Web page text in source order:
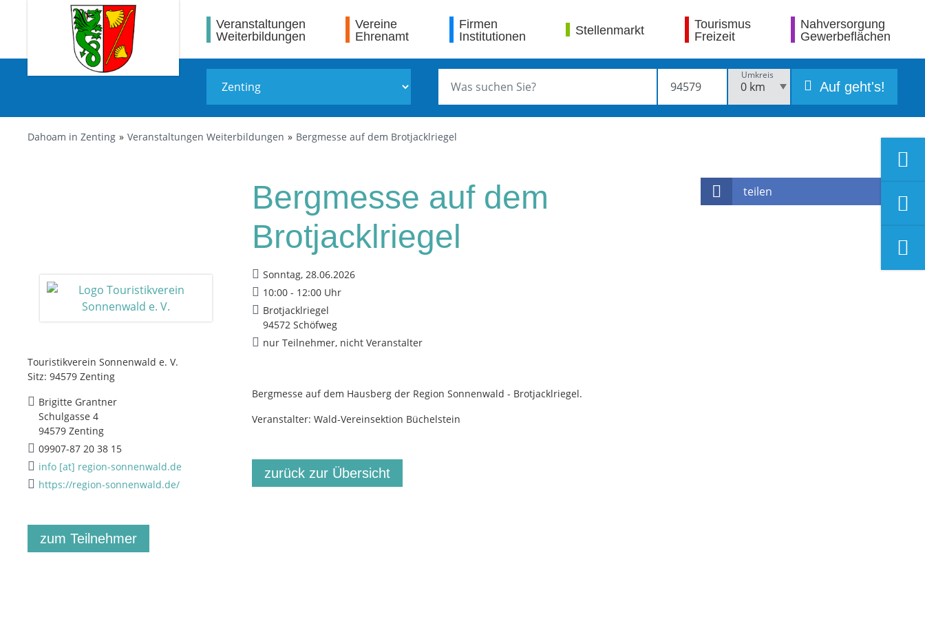
Veranstaltungen
Weiterbildungen
Vereine
Ehrenamt
Firmen
Institutionen
Stellenmarkt
Tourismus
Freizeit
Nahversorgung
Gewerbeflächen
Umkreis
Auf geht's!
Dahoam in Zenting Veranstaltungen Weiterbildungen Bergmesse auf dem Brotjacklriegel
Touristikverein Sonnenwald e. V.
Sitz: 94579 Zenting
Brigitte Grantner
Schulgasse 4
94579 Zenting
09907-87 20 38 15
info [at] region-sonnenwald.de
https://region-sonnenwald.de/
zum Teilnehmer
Bergmesse auf dem
Brotjacklriegel
Sonntag, 28.06.2026
10:00 - 12:00 Uhr
Brotjacklriegel
94572 Schöfweg
nur Teilnehmer, nicht Veranstalter
Bergmesse auf dem Hausberg der Region Sonnenwald - Brotjacklriegel.
Veranstalter: Wald-Vereinsektion Büchelstein
zurück zur Übersicht
teilen